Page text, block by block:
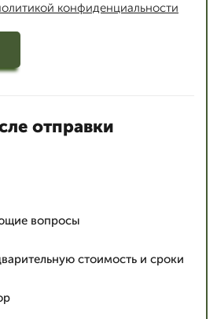
конфиденциальности
отправки
вопросы
стоимость и сроки